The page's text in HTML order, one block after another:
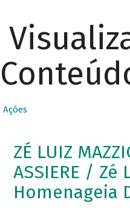
Ações
ZÉ LUIZ
ASSIERE /
Homenageia